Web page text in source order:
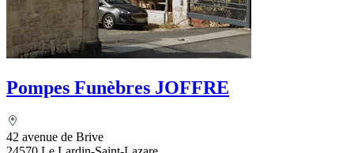
Pompes Funèbres JOFFRE
42 avenue de Brive